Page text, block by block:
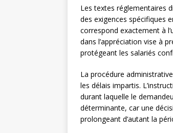
Les textes réglementaires
des exigences spécifiques
correspond exactement à
dans l’appréciation vise à
protégeant les salariés
La procédure
les délais impartis.
durant laquelle le
déterminante, car une
prolongeant d’autant la